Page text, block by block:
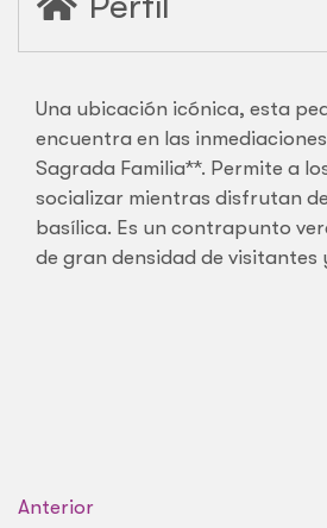
Una ubicación icónica, esta
encuentra en las
Sagrada Familia**. Permite a
socializar mientras disfrutan
basílica. Es un contrapunto
de gran densidad de visitantes
Anterior